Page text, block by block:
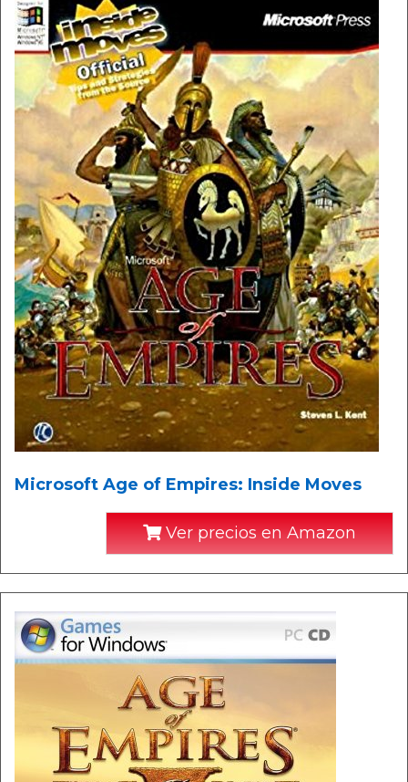
Microsoft Age of Empires: Inside Moves
Ver precios en Amazon